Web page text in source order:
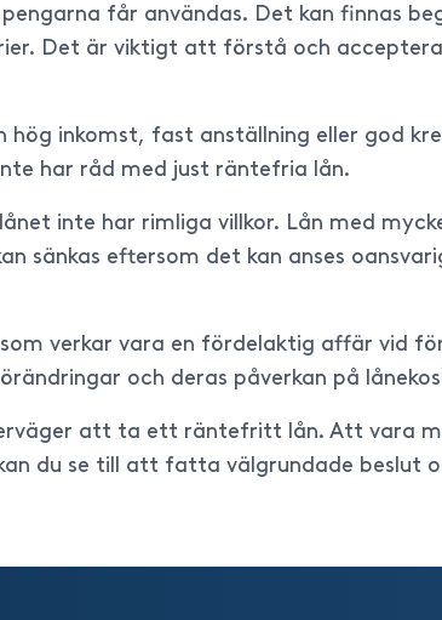
får användas. Det kan finnas
Det är viktigt att förstå och acceptera
inkomst, fast anställning eller god
har råd med just räntefria lån.
inte har rimliga villkor. Lån med
sänkas eftersom det kan anses
verkar vara en fördelaktig affär vid
och deras påverkan på
att ta ett räntefritt lån. Att vara
du se till att fatta välgrundade beslut